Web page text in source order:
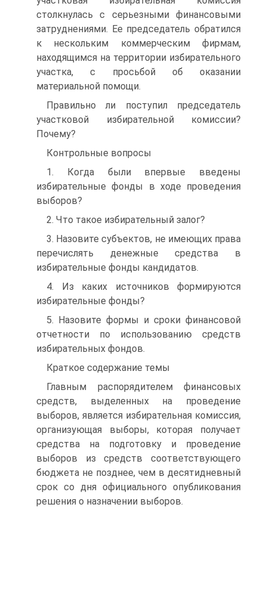
столкнулась с серьезными финансовыми
затруднениями. Ее председатель обратился
к нескольким коммерческим фирмам,
находящимся на территории избирательного
участка, с просьбой об оказании
материальной помощи.
Правильно ли поступил председатель
участковой избирательной комиссии?
Почему?
Контрольные вопросы
1. Когда были впервые введены
избирательные фонды в ходе проведения
выборов?
2. Что такое избирательный залог?
3. Назовите субъектов, не имеющих права
перечислять денежные средства в
избирательные фонды кандидатов.
4. Из каких источников формируются
избирательные фонды?
5. Назовите формы и сроки финансовой
отчетности по использованию средств
избирательных фондов.
Краткое содержание темы
Главным распорядителем финансовых
средств, выделенных на проведение
выборов, является избирательная комиссия,
организующая выборы, которая получает
средства на подготовку и проведение
выборов из средств соответствующего
бюджета не позднее, чем в десятидневный
срок со дня официального опубликования
решения о назначении выборов.